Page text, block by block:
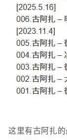
这里有古阿扎